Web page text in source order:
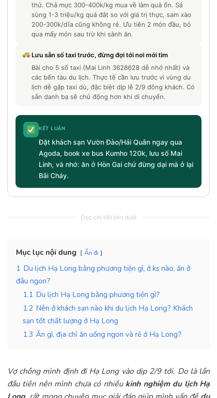
thử. Chả mực 300-400k/kg mua về làm quà ổn. Sá
sùng 1-3 triệu/kg quá đắt so với giá trị thực, sam xào
200-300k/dĩa cũng không rẻ. Ưu tiên 2 món đầu, bỏ
qua mấy món sau trừ khi sành ăn.
Lưu sẵn số taxi trước, đừng đợi tới nơi mới tìm
Bài cho 5 số taxi (Mai Linh 3628628 dễ nhớ nhất) và
các bến tàu du lịch. Thực tế cần lưu trước vì vùng du
lịch dễ gặp taxi dù, đặc biệt dịp lễ 2/9 đông khách. Có
sẵn danh bạ sẽ chủ động hơn khi di chuyển.
KẾT LUẬN
Đặt khách sạn Vườn Đào/Hải Quân ngay qua
Agoda, book xe bus Kumho 120k, lưu số Mai
Linh, và nhớ: ăn ở Hòn Gai chứ đừng dại mà ở lại
Bãi Cháy.
Đọc chi tiết bên dưới
Mục lục nội dung Ẩn đi
1 Du lịch Hạ Long bằng phương tiện gì, ở ks nào, ăn ở
đâu ngon?
1.1 Du lịch Hạ Long bằng phương tiện gì?
1.2 Nên ở khách sạn nào khi du lịch Hạ Long? Khách
sạn tốt chất lượng ở Hạ Long
1.3 Ăn gì, địa chỉ ăn uống ngon và rẻ ở Hạ Long?
Vợ chồng mình định đi Hạ Long vào dịp 2/9 tới. Do là lần
đầu tiên nên mình chưa có nhiều kinh nghiệm du lịch Hạ